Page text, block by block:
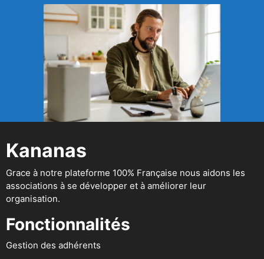
Kananas
Grace à notre plateforme 100% Française nous aidons les
associations à se développer et à améliorer leur
organisation.
Fonctionnalités
Gestion des adhérents